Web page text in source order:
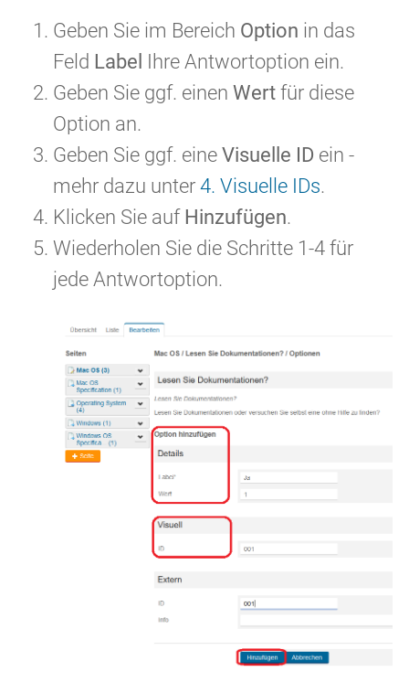
Geben Sie im Bereich Option in das
Feld Label Ihre Antwortoption ein.
Geben Sie ggf. einen Wertfür diese
Option an.
Geben Sie ggf. eine Visuelle ID ein -
mehr dazu unter 4. Visuelle IDs.
Klicken Sie auf Hinzufügen.
Wiederholen Sie die Schritte 1-4 für
jede Antwortoption.